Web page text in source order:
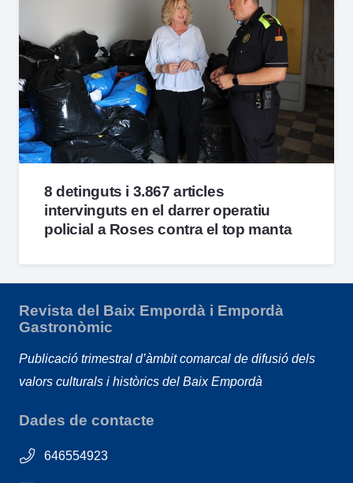
8 detinguts i 3.867 articles
intervinguts en el darrer operatiu
policial a Roses contra el top manta
Revista del Baix Empordà i Empordà
Gastronòmic
Publicació trimestral d’àmbit comarcal de difusió dels
valors culturals i històrics del Baix Empordà
Dades de contacte
646554923